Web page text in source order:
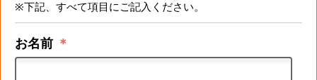
※下記、すべて項目にご記入ください。
お名前 ＊